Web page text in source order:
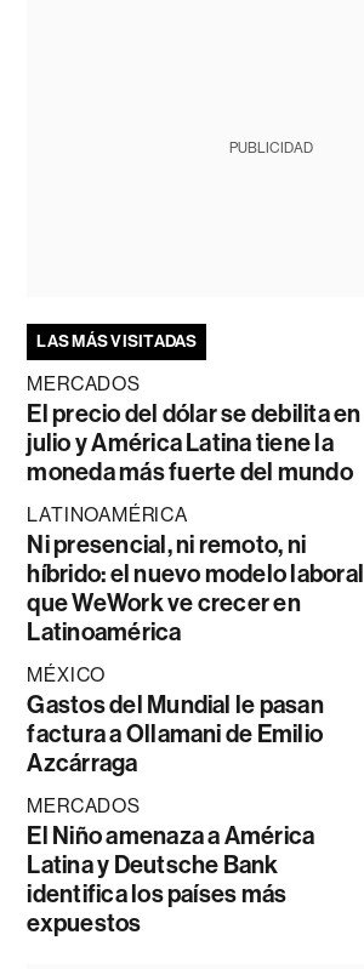
PUBLICIDAD
LAS MÁS VISITADAS
MERCADOS
El precio del dólar se debilita en
julio y América Latina tiene la
moneda más fuerte del mundo
LATINOAMÉRICA
Ni presencial, ni remoto, ni
híbrido: el nuevo modelo laboral
que WeWork ve crecer en
Latinoamérica
MÉXICO
Gastos del Mundial le pasan
factura a Ollamani de Emilio
Azcárraga
MERCADOS
El Niño amenaza a América
Latina y Deutsche Bank
identifica los países más
expuestos